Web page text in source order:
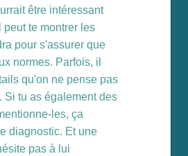
être intéressant
te montrer les
pour s'assurer que
normes. Parfois, il
qu'on ne pense pas
Si tu as également des
les, ça
diagnostic. Et une
pas à lui